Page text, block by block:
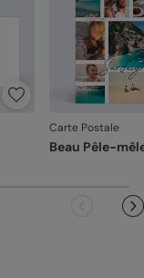
Carte Postale
Beau Pêle-